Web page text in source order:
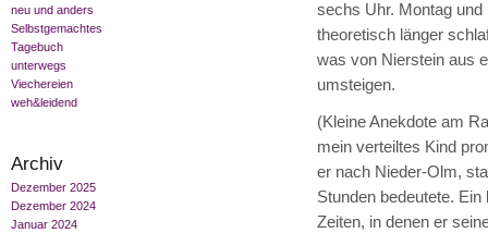
neu und anders
Selbstgemachtes
Tagebuch
unterwegs
Viechereien
weh&leidend
Archiv
Dezember 2025
Dezember 2024
Januar 2024
sechs Uhr. Montag
theoretisch länger
was von Nierstein aus
umsteigen.
(Kleine Anekdote am
mein verteiltes Kind
er nach Nieder-Olm,
Stunden bedeutete.
Zeiten, in denen er